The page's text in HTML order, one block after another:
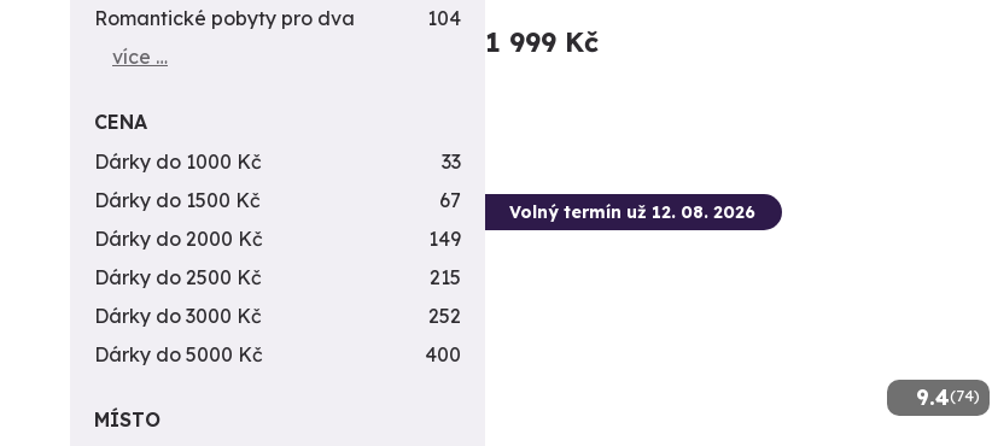
1 999 Kč
9.4(74)
Volný termín už 12. 08. 2026
Romantické pobyty pro dva
104
více …
CENA
Dárky do 1000 Kč
33
Dárky do 1500 Kč
67
Dárky do 2000 Kč
149
Dárky do 2500 Kč
215
Dárky do 3000 Kč
252
Dárky do 5000 Kč
400
MÍSTO